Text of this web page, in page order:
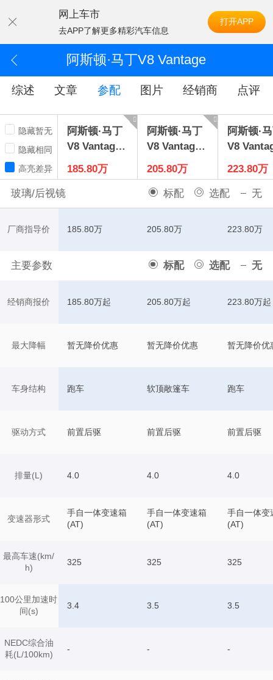
网上车市
去APP了解更多精彩汽车信息
打开APP
阿斯顿·马丁V8 Vantage
综述 文章 参配 图片 经销商 点评
隐藏暂无
隐藏相同
高亮差异
阿斯顿·马丁
V8 Vantage
2026款4.0T
V8 SCoupe
185.80万
阿斯顿·马丁
V8 Vantage
2026款4.0T
V8 SRoadst
er
205.80万
阿斯顿·
V8
2024款
V8Coupe
223.80万
玻璃/后视镜 标配 选配 无
厂商指导价
主要参数 标配 选配 无
经销商报价
最大降幅
车身结构
驱动方式
排量(L)
变速器形式
最高车速(km/
h)
100公里加速时
间(s)
NEDC综合油
耗(L/100km)
185.80万 205.80万 223.80万
185.80万起 205.80万起 223.80万起
暂无降价优惠 暂无降价优惠 暂无降价优
跑车 软顶敞篷车 跑车
前置后驱 前置后驱 前置后驱
4.0 4.0 4.0
手自一体变速箱
(AT)
手自一体变速箱
(AT)
手自一体变
(AT)
325 325 325
3.4 3.5 3.5
- - -